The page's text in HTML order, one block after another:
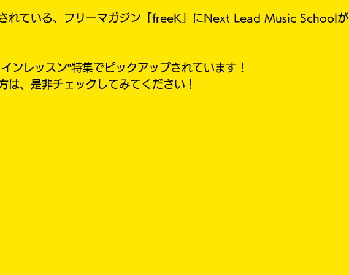
れている、フリーマガジン「freeK」にNext Lead Music Schoolが
ンレッスン”特集でピックアップされています！
は、是非チェックしてみてください！